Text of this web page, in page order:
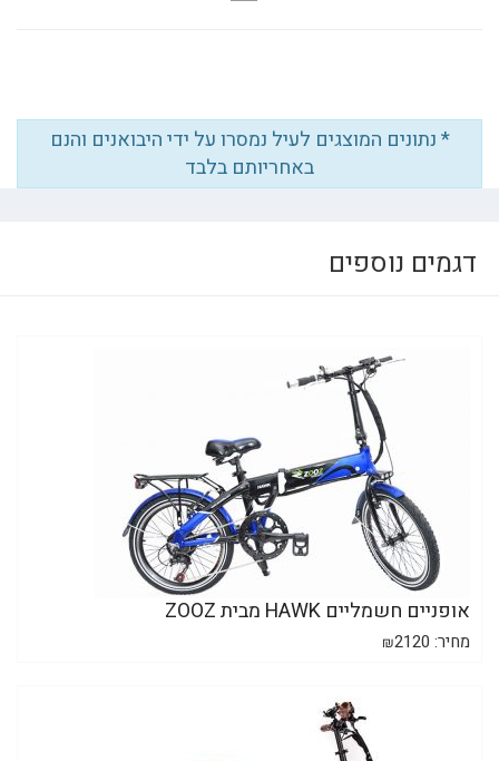
* נתונים המוצגים לעיל נמסרו על ידי היבואנים והנם
באחריותם בלבד
דגמים נוספים
אופניים חשמליים HAWK מבית ZOOZ
מחיר: ₪2120